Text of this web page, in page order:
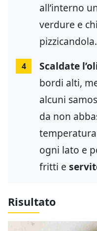
all’interno
verdure e
pizzicandola.
4 Scaldate
bordi alti,
alcuni
da non
temperatura
ogni lato e
fritti e
Risultato